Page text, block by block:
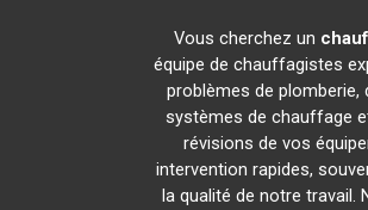
Vous cherchez un
équipe de chauffagistes
problèmes de
systèmes de chauffage
révisions de vos
intervention rapides,
la qualité de notre travail.